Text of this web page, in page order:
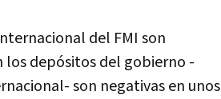
del FMI son
los depósitos del gobierno -
son negativas en unos